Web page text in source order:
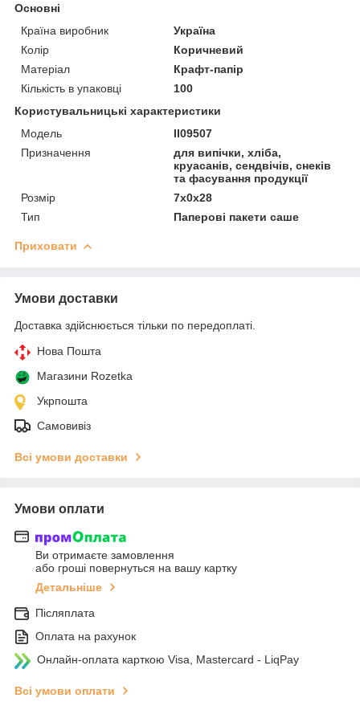
Основні
Країна виробник
Україна
Колір
Коричневий
Матеріал
Крафт-папір
Кількість в упаковці
100
Користувальницькі характеристики
Мoдель
ІІ09507
Призначення
для випічки, хліба,
круасанів, сендвічів, снеків
та фасування продукції
Розмір
7x0x28
Тип
Паперові пакети саше
Приховати
Умови доставки
Доставка здійснюється тільки по передоплаті.
Нова Пошта
Магазини Rozetka
Укрпошта
Самовивіз
Всі умови доставки
Умови оплати
Ви отримаєте замовлення
або гроші повернуться на вашу картку
Детальніше
Післяплата
Оплата на рахунок
Онлайн-оплата карткою Visa, Mastercard - LiqPay
Всі умови оплати